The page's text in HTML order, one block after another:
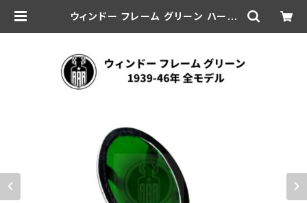
ウィンドー フレーム グリーン ハーレ